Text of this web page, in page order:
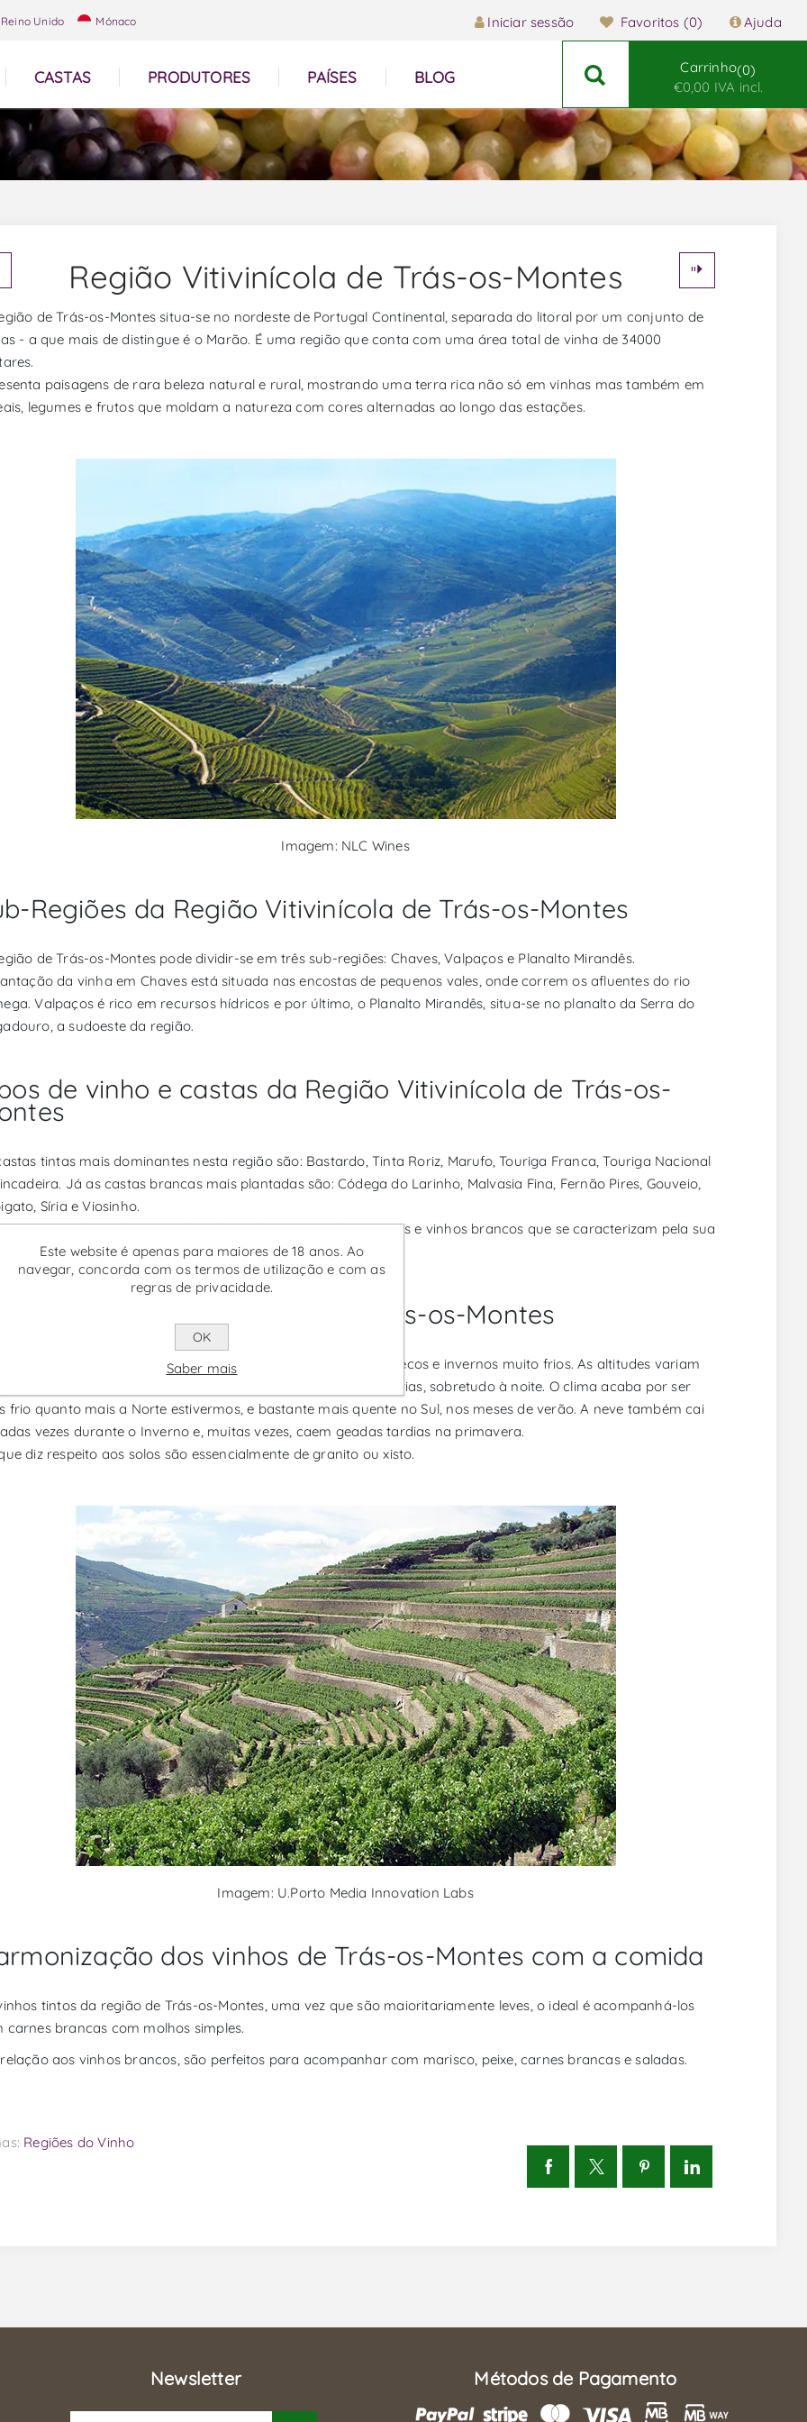
Unido Mónaco Iniciar sessão Favoritos (0) Ajuda
CASTAS PRODUTORES PAÍSES BLOG
Carrinho 0
€0,00 IVA incl.
Região Vitivinícola de Trás-os-Montes
de Trás-os-Montes situa-se no nordeste de Portugal Continental, separada do litoral por um conjunto de
- a que mais de distingue é o Marão. É uma região que conta com uma área total de vinha de 34000
paisagens de rara beleza natural e rural, mostrando uma terra rica não só em vinhas mas também em
legumes e frutos que moldam a natureza com cores alternadas ao longo das estações.
Imagem: NLC Wines
Regiões da Região Vitivinícola de Trás-os-Montes
de Trás-os-Montes pode dividir-se em três sub-regiões: Chaves, Valpaços e Planalto Mirandês.
da vinha em Chaves está situada nas encostas de pequenos vales, onde correm os afluentes do rio
Valpaços é rico em recursos hídricos e por último, o Planalto Mirandês, situa-se no planalto da Serra do
a sudoeste da região.
de vinho e castas da Região Vitivinícola de Trás-os-
tintas mais dominantes nesta região são: Bastardo, Tinta Roriz, Marufo, Touriga Franca, Touriga Nacional
Já as castas brancas mais plantadas são: Códega do Larinho, Malvasia Fina, Fernão Pires, Gouveio,
Síria e Viosinho.
região produz vinhos tintos frutados e levemente adstringentes e vinhos brancos que se caracterizam pela sua
e aroma floral.
da Região Vitivinícola de Trás-os-Montes
de Trás-os-Montes tem habitualmente verões quentes e secos e invernos muito frios. As altitudes variam
nas terras mais altas a vinha encontra temperaturas mais frias, sobretudo à noite. O clima acaba por ser
frio quanto mais a Norte estivermos, e bastante mais quente no Sul, nos meses de verão. A neve também cai
vezes durante o Inverno e, muitas vezes, caem geadas tardias na primavera.
diz respeito aos solos são essencialmente de granito ou xisto.
Imagem: U.Porto Media Innovation Labs
dos vinhos de Trás-os-Montes com a comida
tintos da região de Trás-os-Montes, uma vez que são maioritariamente leves, o ideal é acompanhá-los
carnes brancas com molhos simples.
aos vinhos brancos, são perfeitos para acompanhar com marisco, peixe, carnes brancas e saladas.
Regiões do Vinho
Newsletter Métodos de Pagamento
Este website é apenas para maiores de 18 anos. Ao
navegar, concorda com os termos de utilização e com as
regras de privacidade.
OK
Saber mais